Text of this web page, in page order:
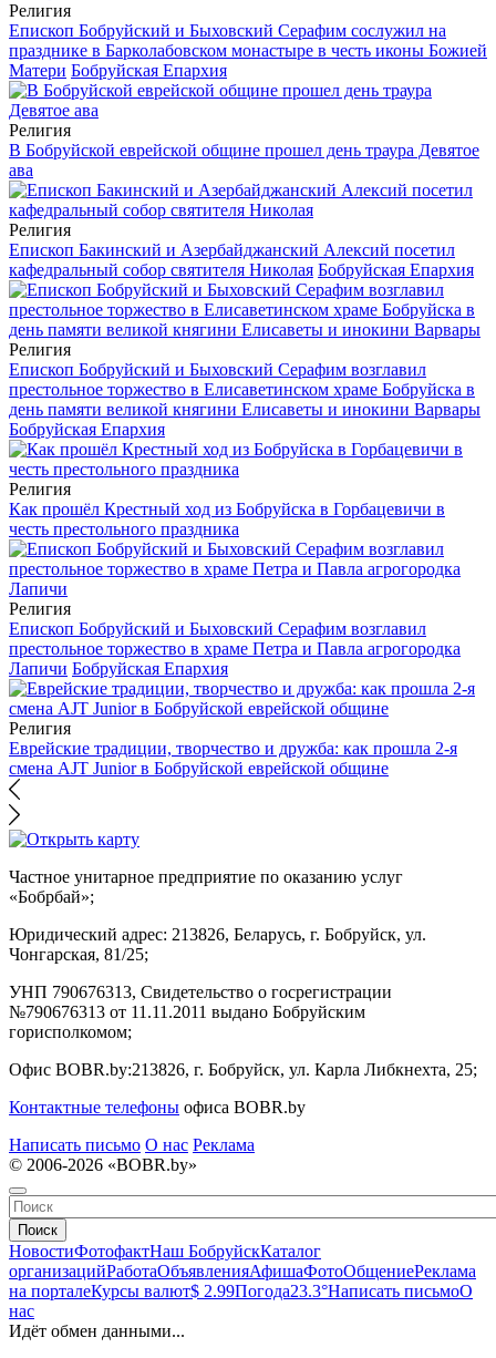
Религия
Епископ Бобруйский и Быховский Серафим сослужил на
празднике в Барколабовском монастыре в честь иконы Божией
Матери Бобруйская Епархия
Религия
В Бобруйской еврейской общине прошел день траура Девятое
ава
Религия
Епископ Бакинский и Азербайджанский Алексий посетил
кафедральный собор святителя Николая Бобруйская Епархия
Религия
Епископ Бобруйский и Быховский Серафим возглавил
престольное торжество в Елисаветинском храме Бобруйска в
день памяти великой княгини Елисаветы и инокини Варвары
Бобруйская Епархия
Религия
Как прошёл Крестный ход из Бобруйска в Горбацевичи в
честь престольного праздника
Религия
Епископ Бобруйский и Быховский Серафим возглавил
престольное торжество в храме Петра и Павла агрогородка
Лапичи Бобруйская Епархия
Религия
Еврейские традиции, творчество и дружба: как прошла 2-я
смена AJT Junior в Бобруйской еврейской общине
Частное унитарное предприятие по оказанию услуг
«Бобрбай»;
Юридический адрес: 213826, Беларусь, г. Бобруйск, ул.
Чонгарская, 81/25;
УНП 790676313, Свидетельство о госрегистрации
№790676313 от 11.11.2011 выдано Бобруйским
горисполкомом;
Офис BOBR.by:213826, г. Бобруйск, ул. Карла Либкнехта, 25;
Контактные телефоны офиса BOBR.by
Написать письмо О нас Реклама
© 2006-2026 «BOBR.by»
Поиск
НовостиФотофактНаш БобруйскКаталог
организацийРаботаОбъявленияАфишаФотоОбщениеРеклама
на порталеКурсы валют$ 2.99Погода23.3°Написать письмоО
нас
Идёт обмен данными...